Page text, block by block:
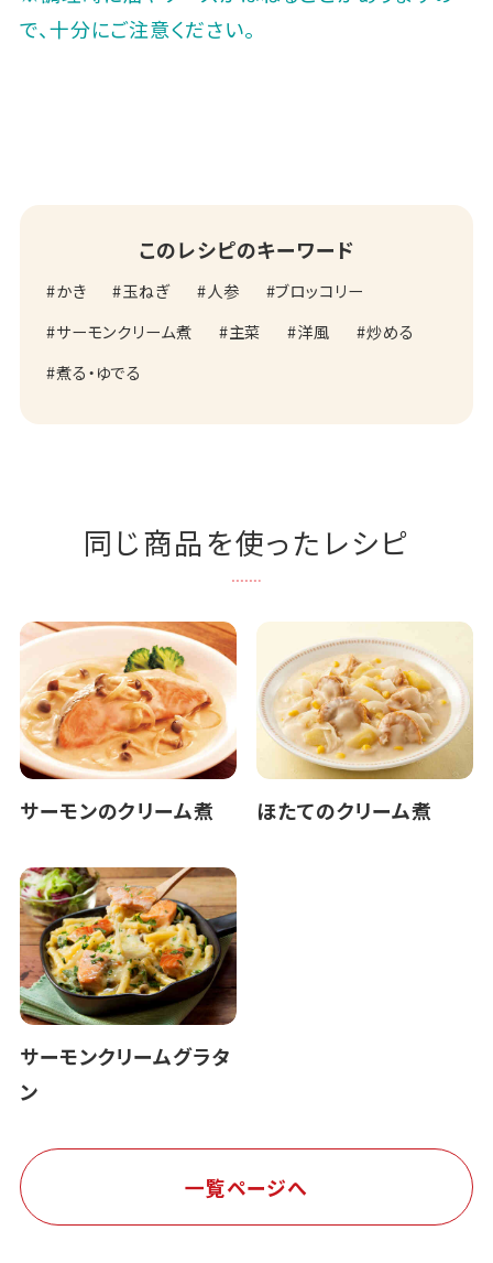
で、十分にご注意ください。
このレシピのキーワード
かき 玉ねぎ 人参
ブロッコリー
サーモンクリーム煮
主菜 洋風
炒める
煮る・ゆでる
同じ商品を使ったレシピ
サーモンのクリーム煮 ほたてのクリーム煮
サーモンクリームグラタ
ン
一覧ページへ